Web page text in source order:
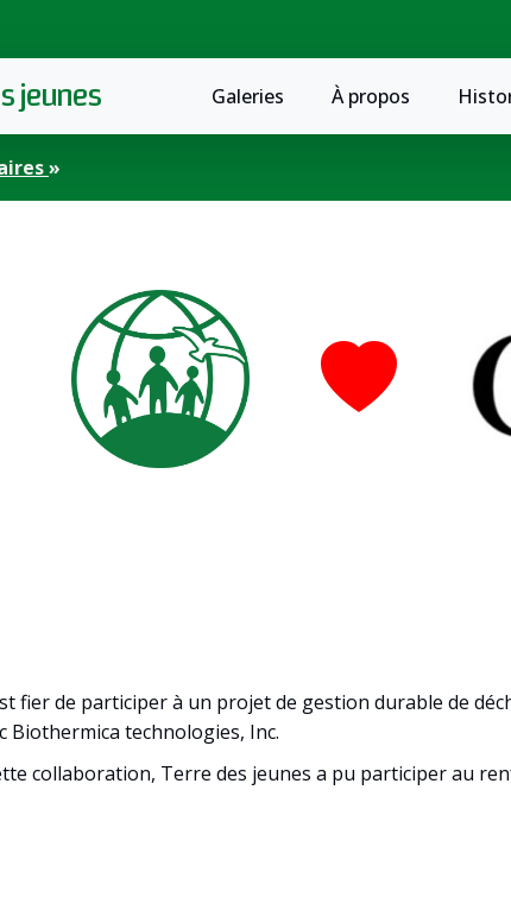
jeunes Galeries À propos
fier de participer à un projet de gestion durable de
Biothermica technologies, Inc.
collaboration, Terre des jeunes a pu participer au